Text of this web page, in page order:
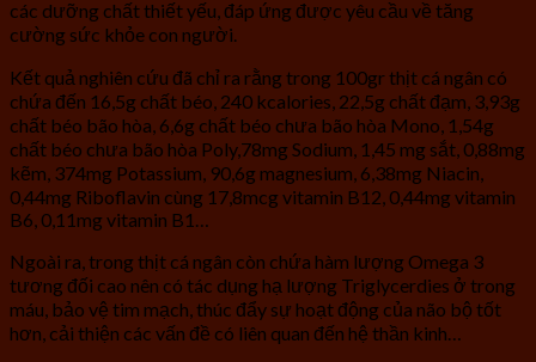
các dưỡng chất thiết yếu, đáp ứng được yêu cầu về tăng
cường sức khỏe con người.
Kết quả nghiên cứu đã chỉ ra rằng trong 100gr thịt cá ngân có
chứa đến 16,5g chất béo, 240 kcalories, 22,5g chất đạm, 3,93g
chất béo bão hòa, 6,6g chất béo chưa bão hòa Mono, 1,54g
chất béo chưa bão hòa Poly,78mg Sodium, 1,45 mg sắt, 0,88mg
kẽm, 374mg Potassium, 90,6g magnesium, 6,38mg Niacin,
0,44mg Riboflavin cùng 17,8mcg vitamin B12, 0,44mg vitamin
B6, 0,11mg vitamin B1…
Ngoài ra, trong thịt cá ngân còn chứa hàm lượng Omega 3
tương đối cao nên có tác dụng hạ lượng Triglycerdies ở trong
máu, bảo vệ tim mạch, thúc đẩy sự hoạt động của não bộ tốt
hơn, cải thiện các vấn đề có liên quan đến hệ thần kinh…